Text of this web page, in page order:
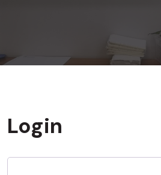
Login